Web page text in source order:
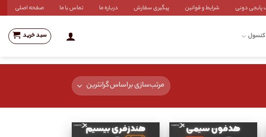
پابجی دونی شرایط و قوانین پیگیری سفارش درباره ما تماس با ما صفحه اصلی
کنسول سبد خرید